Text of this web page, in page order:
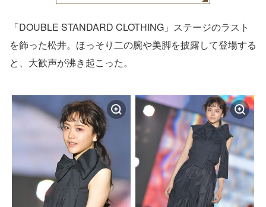
「DOUBLE STANDARD CLOTHING」ステージのラスト
を飾った松井。ほっそり二の腕や美脚を披露して登場する
と、大歓声が沸き起こった。